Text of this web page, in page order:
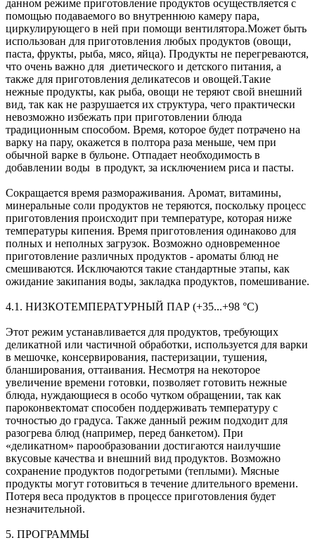
данном режиме приготовление продуктов осуществляется с
помощью подаваемого во внутреннюю камеру пара,
циркулирующего в ней при помощи вентилятора.Может быть
использован для приготовления любых продуктов (овощи,
паста, фрукты, рыба, мясо, яйца). Продукты не перегреваются,
что очень важно для диетического и детского питания, а
также для приготовления деликатесов и овощей.Такие
нежные продукты, как рыба, овощи не теряют свой внешний
вид, так как не разрушается их структура, чего практически
невозможно избежать при приготовлении блюда
традиционным способом. Время, которое будет потрачено на
варку на пару, окажется в полтора раза меньше, чем при
обычной варке в бульоне. Отпадает необходимость в
добавлении воды в продукт, за исключением риса и пасты.
Сокращается время размораживания. Аромат, витамины,
минеральные соли продуктов не теряются, поскольку процесс
приготовления происходит при температуре, которая ниже
температуры кипения. Время приготовления одинаково для
полных и неполных загрузок. Возможно одновременное
приготовление различных продуктов - ароматы блюд не
смешиваются. Исключаются такие стандартные этапы, как
ожидание закипания воды, закладка продуктов, помешивание.
4.1. НИЗКОТЕМПЕРАТУРНЫЙ ПАР (+35...+98 °С)
Этот режим устанавливается для продуктов, требующих
деликатной или частичной обработки, используется для варки
в мешочке, консервирования, пастеризации, тушения,
бланширования, оттаивания. Несмотря на некоторое
увеличение времени готовки, позволяет готовить нежные
блюда, нуждающиеся в особо чутком обращении, так как
пароконвектомат способен поддерживать температуру с
точностью до градуса. Также данный режим подходит для
разогрева блюд (например, перед банкетом). При
«деликатном» парообразовании достигаются наилучшие
вкусовые качества и внешний вид продуктов. Возможно
сохранение продуктов подогретыми (теплыми). Мясные
продукты могут готовиться в течение длительного времени.
Потеря веса продуктов в процессе приготовления будет
незначительной.
5. ПРОГРАММЫ